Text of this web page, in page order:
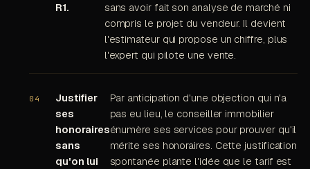
R1.
sans avoir fait son analyse de marché ni
compris le projet du vendeur. Il devient
l'estimateur qui propose un chiffre, plus
l'expert qui pilote une vente.
Justifier
ses
honoraires
sans
qu'on lui
Par anticipation d'une objection qui n'a
pas eu lieu, le conseiller immobilier
énumère ses services pour prouver qu'il
mérite ses honoraires. Cette justification
spontanée plante l'idée que le tarif est